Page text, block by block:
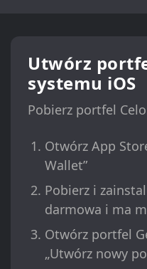
Utwórz
systemu iOS
Pobierz portfel
Otwórz App
Wallet”
Pobierz i
darmowa i ma
Otwórz portfel
„Utwórz nowy